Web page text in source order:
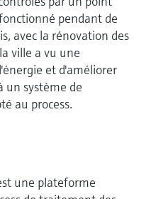
pendant de
avec la rénovation des
ville a vu une
et d'améliorer
un système de
au process.
une plateforme